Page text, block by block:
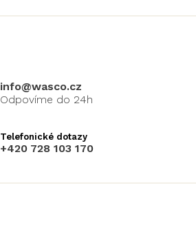
info@wasco.cz
+420 728 103 170